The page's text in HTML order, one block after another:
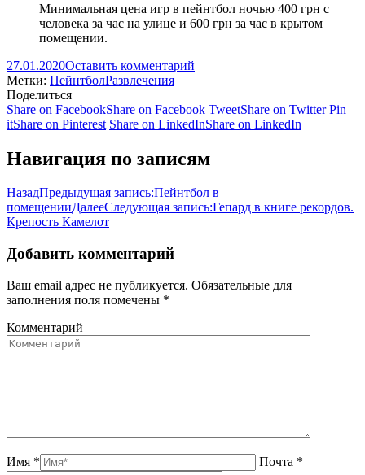
Минимальная цена игр в пейнтбол ночью 400 грн с
человека за час на улице и 600 грн за час в крытом
помещении.
27.01.2020Оставить комментарий
Метки: ПейнтболРазвлечения
Поделиться
Share on FacebookShare on Facebook TweetShare on Twitter Pin
itShare on Pinterest Share on LinkedInShare on LinkedIn
Навигация по записям
НазадПредыдущая запись:Пейнтбол в
помещенииДалееСледующая запись:Гепард в книге рекордов.
Крепость Камелот
Добавить комментарий
Ваш email адрес не публикуется. Обязательные для
заполнения поля помечены *
Комментарий
Имя * Почта *